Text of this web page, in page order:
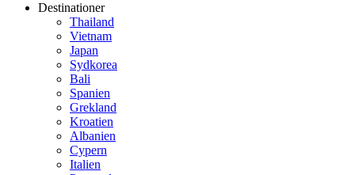
Destinationer
Thailand
Vietnam
Japan
Sydkorea
Bali
Spanien
Grekland
Kroatien
Albanien
Cypern
Italien